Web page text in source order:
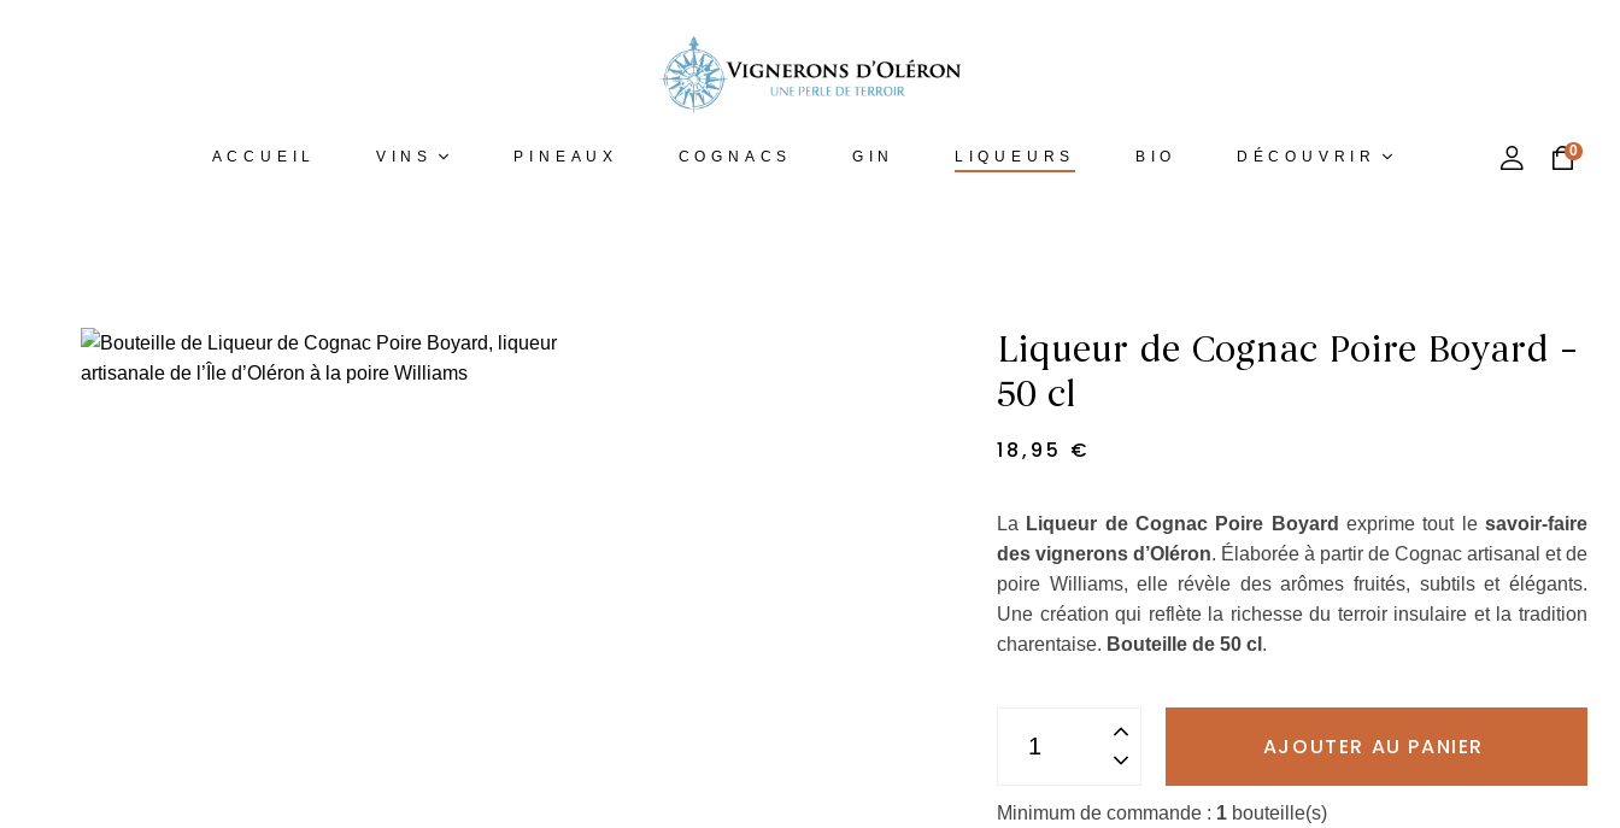
ACCUEIL VINS PINEAUX COGNACS GIN LIQUEURS BIO DÉCOUVRIR 0
Liqueur de Cognac Poire Boyard –
50 cl
18,95 €
La Liqueur de Cognac Poire Boyard exprime tout lesavoir-faire
des vignerons d’Oléron. Élaborée à partir de Cognac artisanal et de
poire Williams, elle révèle des arômes fruités, subtils et élégants.
Une création qui reflète la richesse du terroir insulaire et la tradition
charentaise. Bouteille de 50 cl .
AJOUTER AU PANIER
Minimum de commande : 1 bouteille(s)